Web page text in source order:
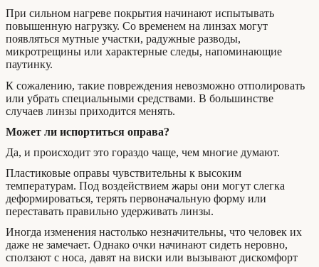
При сильном нагреве покрытия начинают испытывать
повышенную нагрузку. Со временем на линзах могут
появляться мутные участки, радужные разводы,
микротрещины или характерные следы, напоминающие
паутинку.
К сожалению, такие повреждения невозможно отполировать
или убрать специальными средствами. В большинстве
случаев линзы приходится менять.
Может ли испортиться оправа?
Да, и происходит это гораздо чаще, чем многие думают.
Пластиковые оправы чувствительны к высоким
температурам. Под воздействием жары они могут слегка
деформироваться, терять первоначальную форму или
переставать правильно удерживать линзы.
Иногда изменения настолько незначительны, что человек их
даже не замечает. Однако очки начинают сидеть неровно,
сползают с носа, давят на виски или вызывают дискомфорт